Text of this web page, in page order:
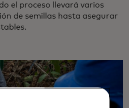
el proceso llevará varios
de semillas hasta asegurar